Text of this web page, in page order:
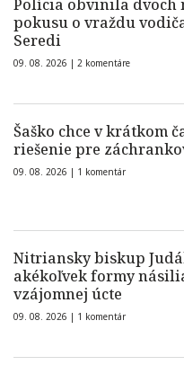
Polícia obvinila dvoch
pokusu o vraždu
Seredi
09. 08. 2026 | 2 komentáre
Šaško chce v krátkom
riešenie pre
09. 08. 2026 | 1 komentár
Nitriansky biskup
akékoľvek formy
vzájomnej úcte
09. 08. 2026 | 1 komentár